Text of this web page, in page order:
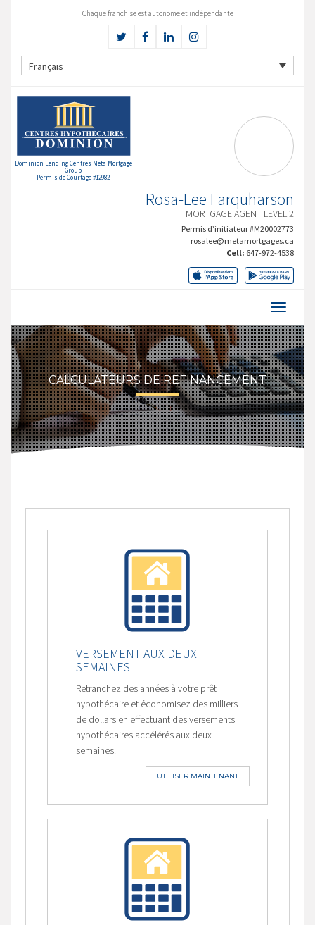
Chaque franchise est autonome et indépendante
Français
Dominion Lending Centres Meta Mortgage
Group
Permis de Courtage #12982
Rosa-Lee Farquharson
MORTGAGE AGENT LEVEL 2
Permis d’initiateur #M20002773
rosalee@metamortgages.ca
Cell: 647-972-4538
CALCULATEURS DE REFINANCEMENT
VERSEMENT AUX DEUX
SEMAINES
Retranchez des années à votre prêt
hypothécaire et économisez des milliers
de dollars en effectuant des versements
hypothécaires accélérés aux deux
semaines.
UTILISER MAINTENANT